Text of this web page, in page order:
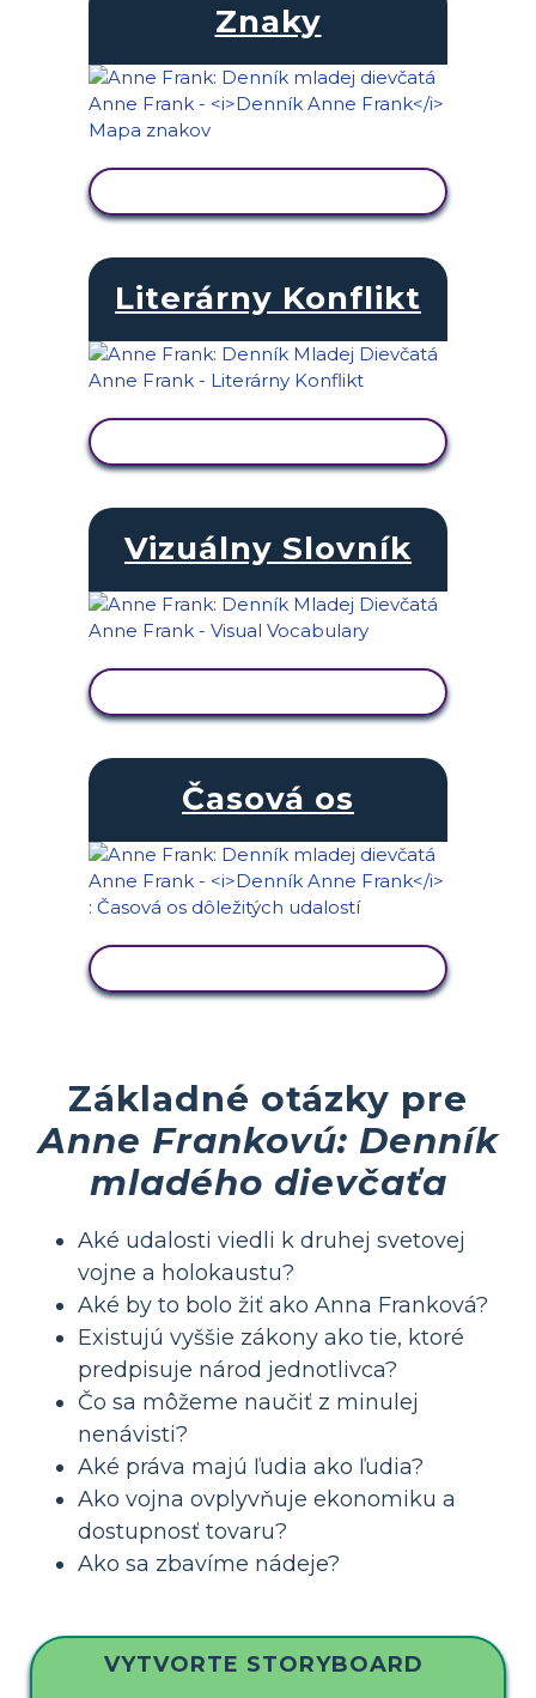
Znaky
Literárny Konflikt
Vizuálny Slovník
Časová os
Základné otázky pre
Anne Frankovú: Denník
mladého dievčaťa
Aké udalosti viedli k druhej svetovej
vojne a holokaustu?
Aké by to bolo žiť ako Anna Franková?
Existujú vyššie zákony ako tie, ktoré
predpisuje národ jednotlivca?
Čo sa môžeme naučiť z minulej
nenávisti?
Aké práva majú ľudia ako ľudia?
Ako vojna ovplyvňuje ekonomiku a
dostupnosť tovaru?
Ako sa zbavíme nádeje?
VYTVORTE STORYBOARD